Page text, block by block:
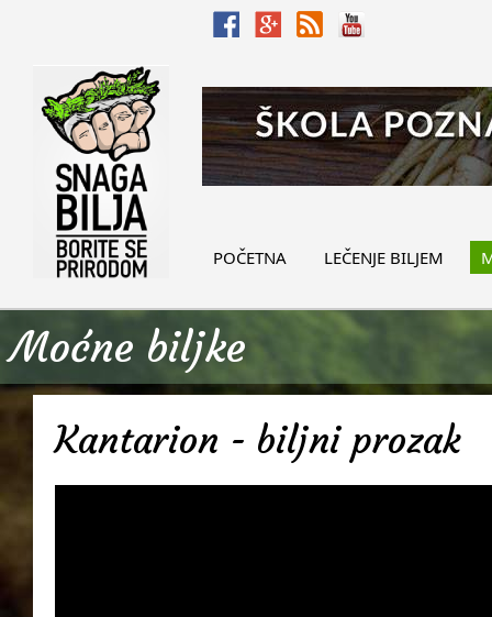
POČETNA LEČENJE BILJEM
Moćne biljke
Kantarion - biljni prozak